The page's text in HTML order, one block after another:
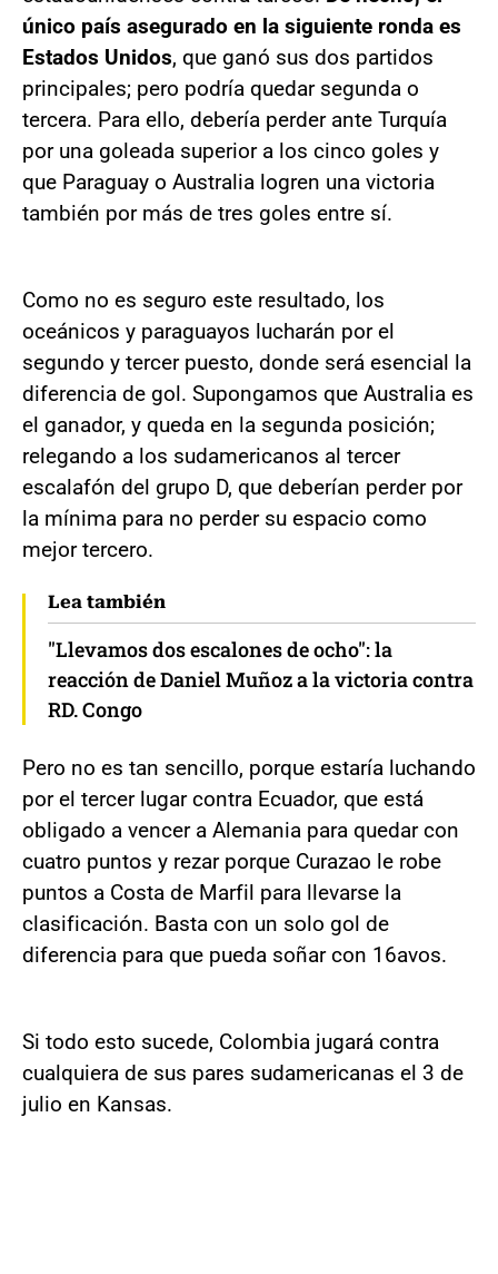
único país asegurado en la siguiente ronda es
Estados Unidos, que ganó sus dos partidos
principales; pero podría quedar segunda o
tercera. Para ello, debería perder ante Turquía
por una goleada superior a los cinco goles y
que Paraguay o Australia logren una victoria
también por más de tres goles entre sí.
Como no es seguro este resultado, los
oceánicos y paraguayos lucharán por el
segundo y tercer puesto, donde será esencial la
diferencia de gol. Supongamos que Australia es
el ganador, y queda en la segunda posición;
relegando a los sudamericanos al tercer
escalafón del grupo D, que deberían perder por
la mínima para no perder su espacio como
mejor tercero.
Lea también
"Llevamos dos escalones de ocho": la
reacción de Daniel Muñoz a la victoria contra
RD. Congo
Pero no es tan sencillo, porque estaría luchando
por el tercer lugar contra Ecuador, que está
obligado a vencer a Alemania para quedar con
cuatro puntos y rezar porque Curazao le robe
puntos a Costa de Marfil para llevarse la
clasificación. Basta con un solo gol de
diferencia para que pueda soñar con 16avos.
Si todo esto sucede, Colombia jugará contra
cualquiera de sus pares sudamericanas el 3 de
julio en Kansas.